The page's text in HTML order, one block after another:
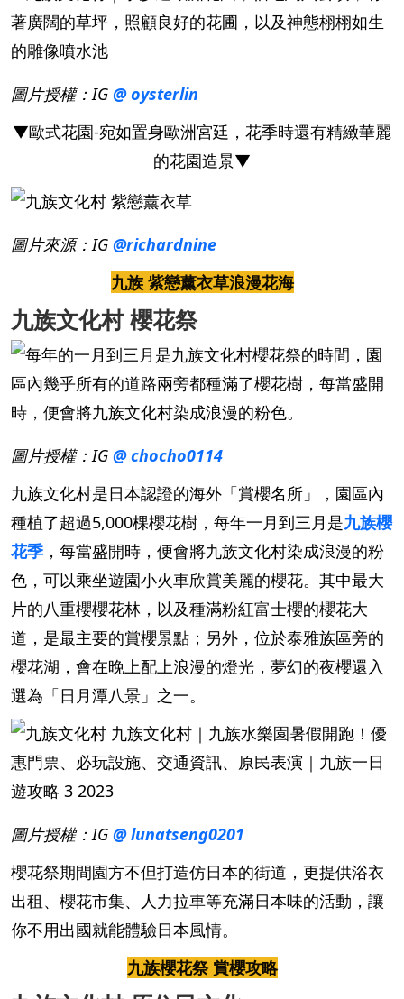
圖片授權：IG @ oysterlin
▼歐式花園-宛如置身歐洲宮廷，花季時還有精緻華麗
的花園造景▼
圖片來源：IG @richardnine
九族 紫戀薰衣草浪漫花海
九族文化村 櫻花祭
圖片授權：IG @ chocho0114
九族文化村是日本認證的海外「賞櫻名所」，園區內
種植了超過5,000棵櫻花樹，每年一月到三月是九族櫻
花季 ，每當盛開時，便會將九族文化村染成浪漫的粉
色，可以乘坐遊園小火車欣賞美麗的櫻花。其中最大
片的八重櫻櫻花林，以及種滿粉紅富士櫻的櫻花大
道，是最主要的賞櫻景點；另外，位於泰雅族區旁的
櫻花湖，會在晚上配上浪漫的燈光，夢幻的夜櫻還入
選為「日月潭八景」之一。
圖片授權：IG @ lunatseng0201
櫻花祭期間園方不但打造仿日本的街道，更提供浴衣
出租、櫻花市集、人力拉車等充滿日本味的活動，讓
你不用出國就能體驗日本風情。
九族櫻花祭 賞櫻攻略